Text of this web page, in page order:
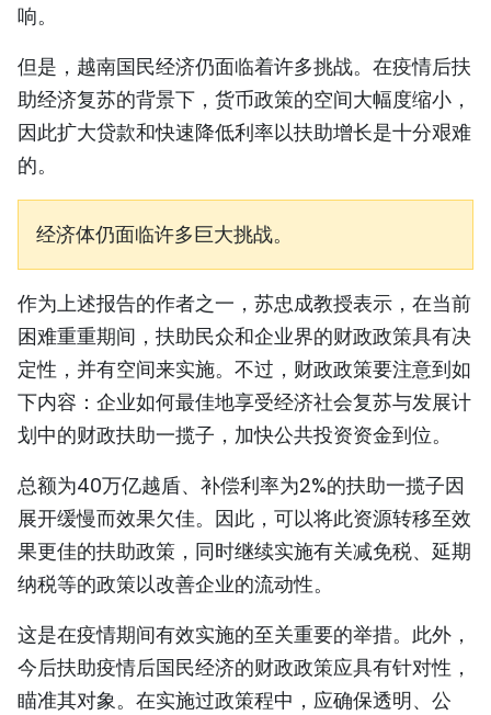
FRANÇAIS
РУССКИЙ
响。
但是，越南国民经济仍面临着许多挑战。在疫情后扶
助经济复苏的背景下，货币政策的空间大幅度缩小，
因此扩大贷款和快速降低利率以扶助增长是十分艰难
的。
经济体仍面临许多巨大挑战。
作为上述报告的作者之一，苏忠成教授表示，在当前
困难重重期间，扶助民众和企业界的财政政策具有决
定性，并有空间来实施。不过，财政政策要注意到如
下内容：企业如何最佳地享受经济社会复苏与发展计
划中的财政扶助一揽子，加快公共投资资金到位。
总额为40万亿越盾、补偿利率为2%的扶助一揽子因
展开缓慢而效果欠佳。因此，可以将此资源转移至效
果更佳的扶助政策，同时继续实施有关减免税、延期
纳税等的政策以改善企业的流动性。
这是在疫情期间有效实施的至关重要的举措。此外，
今后扶助疫情后国民经济的财政政策应具有针对性，
瞄准其对象。在实施过政策程中，应确保透明、公